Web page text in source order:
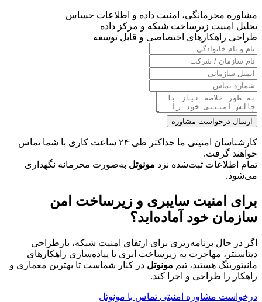
مشاوره محرمانگی، امنیت داده و اطلاعات حساس
تحلیل امنیت زیرساخت شبکه و مرکز داده
طراحی راهکارهای اختصاصی و قابل توسعه
ارسال درخواست مشاوره
کارشناسان امنیتی ما حداکثر طی ۲۴ ساعت کاری با شما تماس
خواهند گرفت.
تمام اطلاعات ثبت‌شده نزد مونوتل به‌صورت محرمانه نگهداری
می‌شود.
برای امنیت سایبری و زیرساخت امن
سازمان خود آماده‌اید؟
اگر در حال برنامه‌ریزی برای ارتقای امنیت شبکه، بازطراحی
دیتاسنتر، مهاجرت به زیرساخت ابری یا پیاده‌سازی راهکارهای
مانیتورینگ هستید، تیم مونوتل در کنار شماست تا بهترین معماری و
راهکار را طراحی و اجرا کند.
درخواست مشاوره امنیتی تماس با مونوتل